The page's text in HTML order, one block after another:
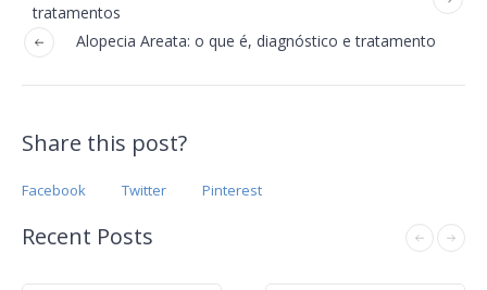
tratamentos
Alopecia Areata: o que é, diagnóstico e tratamento
Share this post?
Facebook Twitter Pinterest
Recent Posts